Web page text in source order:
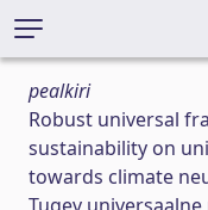
pealkiri
Robust universal
sustainability on
towards climate